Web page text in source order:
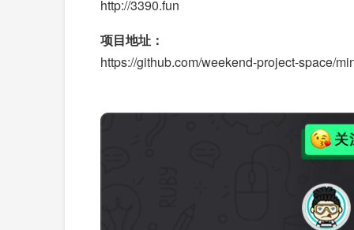
http://3390.fun
项目地址：
https://github.com/weekend-project-space/